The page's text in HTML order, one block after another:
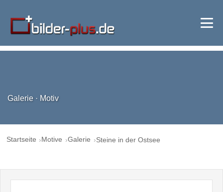
Galerie · Motiv
Startseite Motive Galerie Steine in der Ostsee